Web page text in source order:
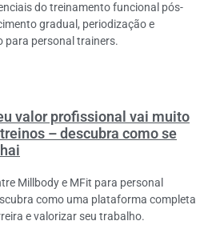
do treinamento funcional pós-
gradual, periodização e
para personal trainers.
valor profissional vai muito
– descubra como se
Millbody e MFit para personal
como uma plataforma completa
e valorizar seu trabalho.